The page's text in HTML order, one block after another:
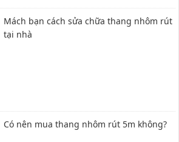
Mách bạn cách sửa chữa thang nhôm rút
tại nhà
Có nên mua thang nhôm rút 5m không?